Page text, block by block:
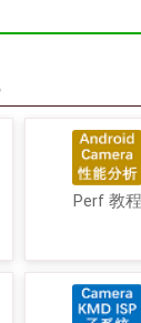
Perf 教程